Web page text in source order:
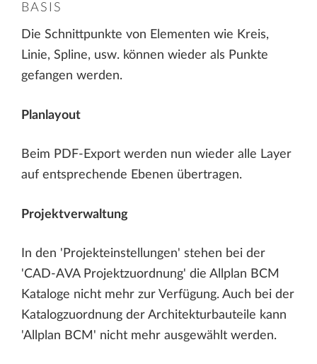
BASIS
Die Schnittpunkte von Elementen wie Kreis,
Linie, Spline, usw. können wieder als Punkte
gefangen werden.
Planlayout
Beim PDF-Export werden nun wieder alle Layer
auf entsprechende Ebenen übertragen.
Projektverwaltung
In den 'Projekteinstellungen' stehen bei der
'CAD-AVA Projektzuordnung' die Allplan BCM
Kataloge nicht mehr zur Verfügung. Auch bei der
Katalogzuordnung der Architekturbauteile kann
'Allplan BCM' nicht mehr ausgewählt werden.